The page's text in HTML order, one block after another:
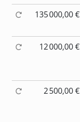
135 000,00 €
12 000,00 €
2 500,00 €